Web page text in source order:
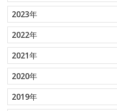
2023年
2022年
2021年
2020年
2019年